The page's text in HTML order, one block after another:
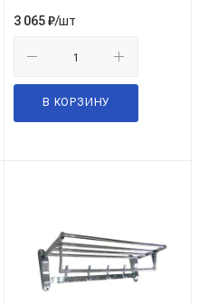
3 065₽/шт
В КОРЗИНУ